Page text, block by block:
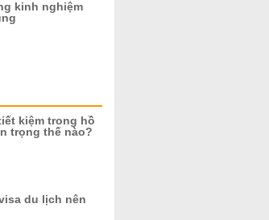
kinh nghiệm
kiệm trong hồ
trọng thế nào?
du lịch nên